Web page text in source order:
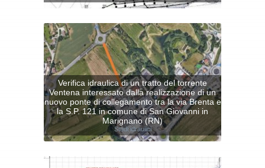
Verifica idraulica di un tratto del torrente
Ventena interessato dalla realizzazione di un
nuovo ponte di collegamento tra la via Brenta e
la S.P. 121 in comune di San Giovanni in
Marignano (RN)
Studi idraulici